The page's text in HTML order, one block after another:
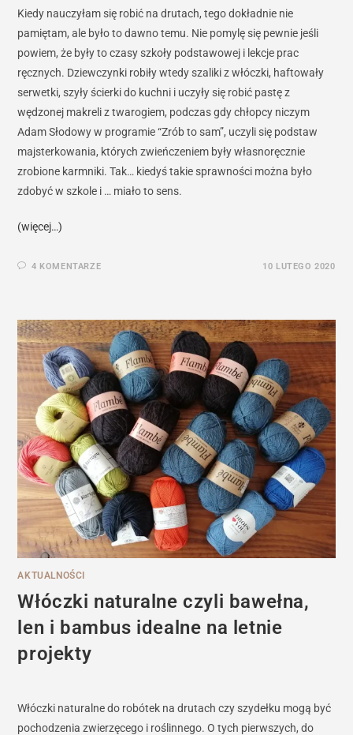
Kiedy nauczyłam się robić na drutach, tego dokładnie nie
pamiętam, ale było to dawno temu. Nie pomylę się pewnie jeśli
powiem, że były to czasy szkoły podstawowej i lekcje prac
ręcznych. Dziewczynki robiły wtedy szaliki z włóczki, haftowały
serwetki, szyły ścierki do kuchni i uczyły się robić pastę z
wędzonej makreli z twarogiem, podczas gdy chłopcy niczym
Adam Słodowy w programie “Zrób to sam”, uczyli się podstaw
majsterkowania, których zwieńczeniem były własnoręcznie
zrobione karmniki. Tak… kiedyś takie sprawności można było
zdobyć w szkole i … miało to sens.
(więcej…)
4 KOMENTARZE 10 LUTEGO 2020
AKTUALNOŚCI
Włóczki naturalne czyli bawełna,
len i bambus idealne na letnie
projekty
Włóczki naturalne do robótek na drutach czy szydełku mogą być
pochodzenia zwierzęcego i roślinnego. O tych pierwszych, do